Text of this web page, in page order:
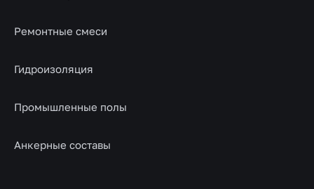
Ремонтные смеси
Гидроизоляция
Промышленные полы
Анкерные составы